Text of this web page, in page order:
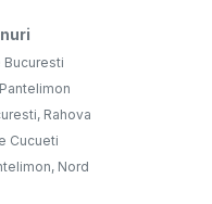
Bucuresti
Rahova
Cucueti
Nord